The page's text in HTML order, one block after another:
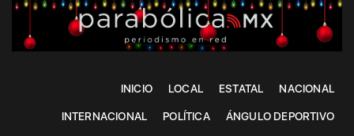
INICIO LOCAL ESTATAL NACIONAL
INTERNACIONAL POLÍTICA ÁNGULO DEPORTIVO